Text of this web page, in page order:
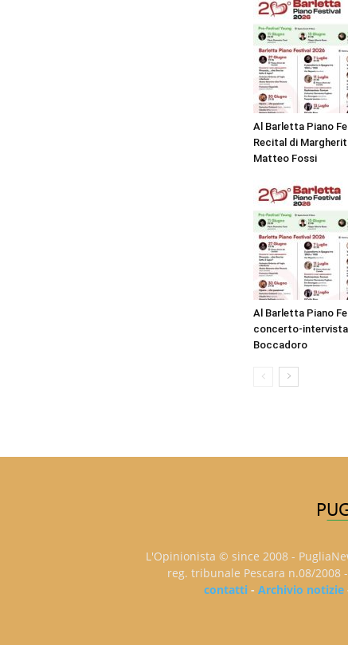
Al Barletta Piano
Recital di
Matteo Fossi
Al Barletta Piano
concerto-
Boccadoro
L'Opinionista © since 2008 -
reg. tribunale Pescara n.08/2008
contatti -Archivio notizie